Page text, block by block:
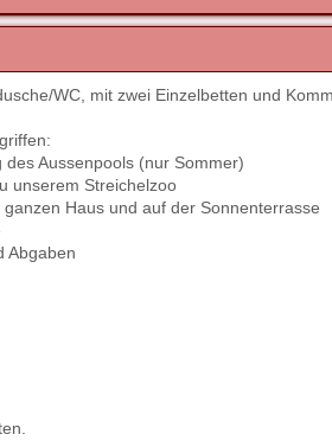
WC, mit zwei Einzelbetten und
des Aussenpools (nur Sommer)
unserem Streichelzoo
Haus und auf der Sonnenterrasse
Abgaben